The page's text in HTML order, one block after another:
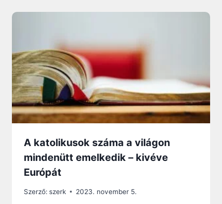
A katolikusok száma a világon
mindenütt emelkedik – kivéve
Európát
Szerző: szerk 2023. november 5.